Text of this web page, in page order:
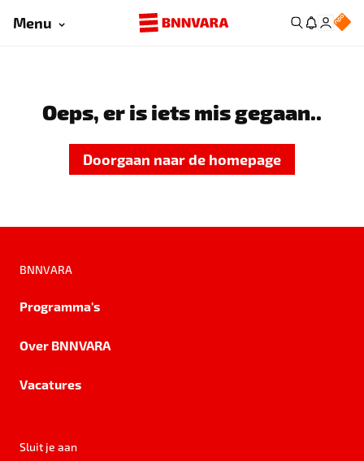
Menu
Oeps, er is iets mis gegaan..
Doorgaan naar de homepage
BNNVARA
Programma's
Over BNNVARA
Vacatures
Sluit je aan